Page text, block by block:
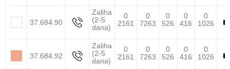
37.684.90
Zaliha
(2-5
dana)
0
2161
0
7263
0
526
0
416
0
1026
37.684.92
Zaliha
(2-5
dana)
0
2161
0
7263
0
526
0
416
0
1026